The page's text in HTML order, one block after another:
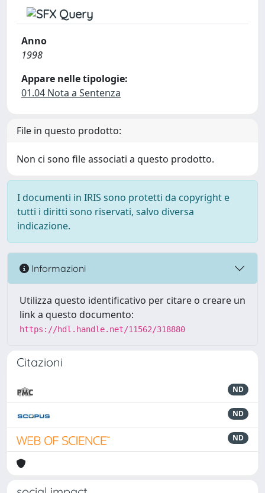
Anno
1998
Appare nelle tipologie:
01.04 Nota a Sentenza
File in questo prodotto:
Non ci sono file associati a questo prodotto.
I documenti in IRIS sono protetti da copyright e
tutti i diritti sono riservati, salvo diversa
indicazione.
Informazioni
Utilizza questo identificativo per citare o creare un
link a questo documento:
https://hdl.handle.net/11562/318880
Citazioni
ND
ND
ND